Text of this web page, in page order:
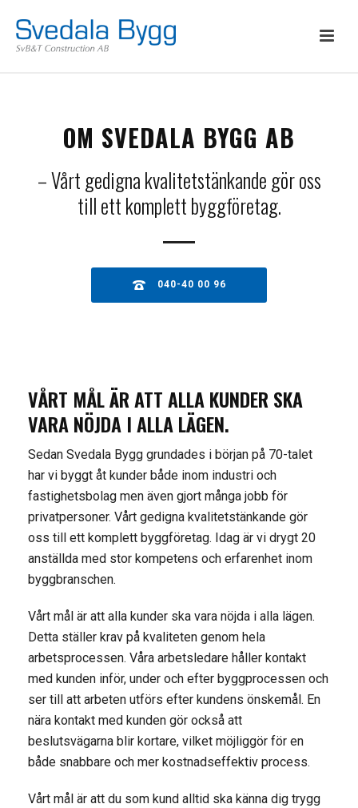
OM SVEDALA BYGG AB
– Vårt gedigna kvalitetstänkande gör oss
till ett komplett byggföretag.
040-40 00 96
VÅRT MÅL ÄR ATT ALLA KUNDER SKA
VARA NÖJDA I ALLA LÄGEN.
Sedan Svedala Bygg grundades i början på 70-talet
har vi byggt åt kunder både inom industri och
fastighetsbolag men även gjort många jobb för
privatpersoner. Vårt gedigna kvalitetstänkande gör
oss till ett komplett byggföretag. Idag är vi drygt 20
anställda med stor kompetens och erfarenhet inom
byggbranschen.
Vårt mål är att alla kunder ska vara nöjda i alla lägen.
Detta ställer krav på kvaliteten genom hela
arbetsprocessen. Våra arbetsledare håller kontakt
med kunden inför, under och efter byggprocessen och
ser till att arbeten utförs efter kundens önskemål. En
nära kontakt med kunden gör också att
beslutsvägarna blir kortare, vilket möjliggör för en
både snabbare och mer kostnadseffektiv process.
Vårt mål är att du som kund alltid ska känna dig trygg